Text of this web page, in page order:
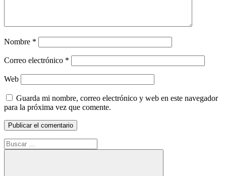
Nombre *
Correo electrónico *
Web
Guarda mi nombre, correo electrónico y web en este navegador
para la próxima vez que comente.
Buscar: